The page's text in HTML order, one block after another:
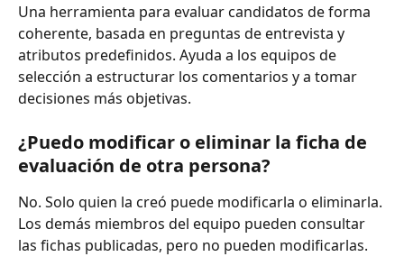
Una herramienta para evaluar candidatos de forma
coherente, basada en preguntas de entrevista y
atributos predefinidos. Ayuda a los equipos de
selección a estructurar los comentarios y a tomar
decisiones más objetivas.
¿Puedo modificar o eliminar la ficha de
evaluación de otra persona?
No. Solo quien la creó puede modificarla o eliminarla.
Los demás miembros del equipo pueden consultar
las fichas publicadas, pero no pueden modificarlas.